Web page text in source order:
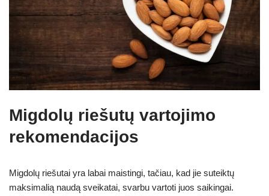
Migdolų riešutų vartojimo
rekomendacijos
Migdolų riešutai yra labai maistingi, tačiau, kad jie suteiktų
maksimalią naudą sveikatai, svarbu vartoti juos saikingai.